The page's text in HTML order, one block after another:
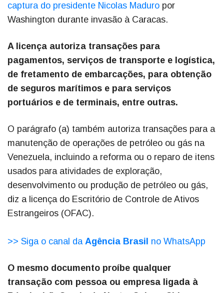
captura do presidente Nicolas Maduro por
Washington durante invasão à Caracas.
A licença autoriza transações para
pagamentos, serviços de transporte e logística,
de fretamento de embarcações, para obtenção
de seguros marítimos e para serviços
portuários e de terminais, entre outras.
O parágrafo (a) também autoriza transações para a
manutenção de operações de petróleo ou gás na
Venezuela, incluindo a reforma ou o reparo de itens
usados para atividades de exploração,
desenvolvimento ou produção de petróleo ou gás,
diz a licença do Escritório de Controle de Ativos
Estrangeiros (OFAC).
>> Siga o canal da Agência Brasil no WhatsApp
O mesmo documento proíbe qualquer
transação com pessoa ou empresa ligada à